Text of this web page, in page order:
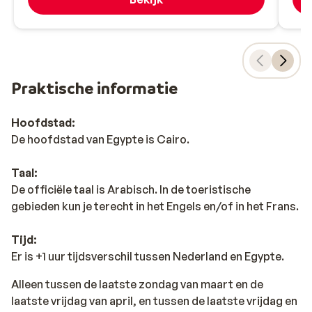
Praktische informatie
Hoofdstad:
De hoofdstad van Egypte is Cairo.
Taal:
De officiële taal is Arabisch. In de toeristische
gebieden kun je terecht in het Engels en/of in het Frans.
Tijd:
Er is +1 uur tijdsverschil tussen Nederland en Egypte.
Alleen tussen de laatste zondag van maart en de
laatste vrijdag van april, en tussen de laatste vrijdag en